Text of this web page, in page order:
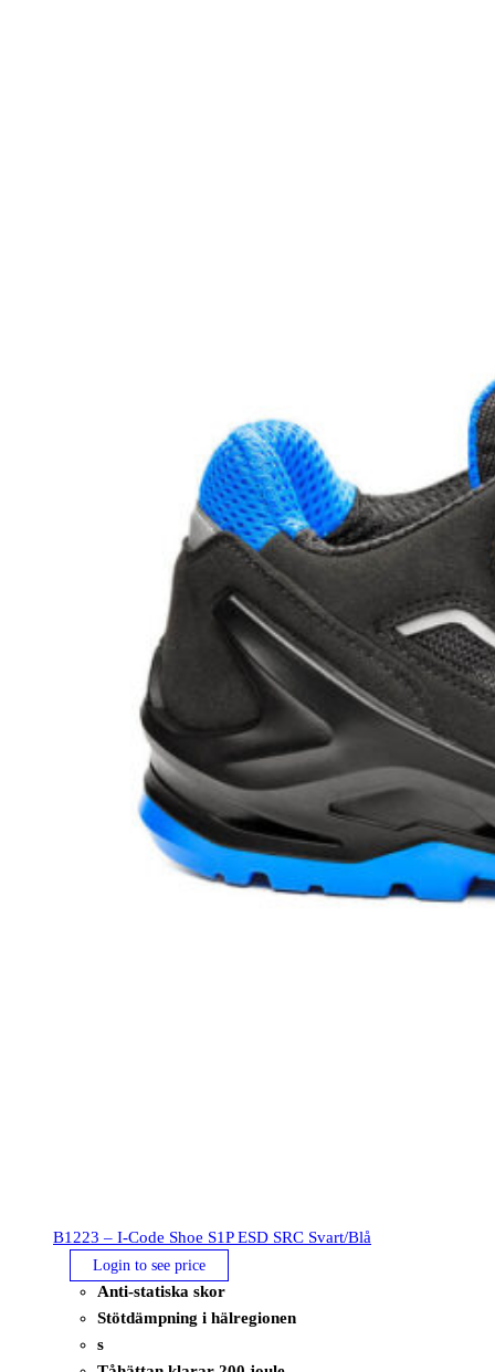
B1223 – I-Code Shoe S1P ESD SRC Svart/Blå
Login to see price
Anti-statiska skor
Stötdämpning i hälregionen
s